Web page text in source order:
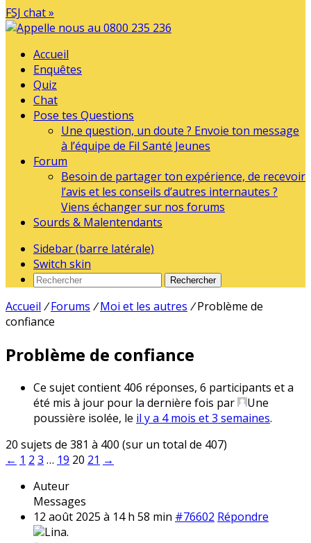
FSJ chat »
Accueil
Enquêtes
Quiz
Chat
Pose tes Questions
Une question, un doute ? Envoie ton message
à l’équipe de Fil Santé Jeunes
Forum
Besoin de partager ton expérience, de recevoir
l’avis et les conseils d’autres internautes ?
Viens échanger sur nos forums
Sourds & Malentendants
Sidebar (barre latérale)
Switch skin
Rechercher
Accueil / Forums / Moi et les autres / Problème de
confiance
Problème de confiance
Ce sujet contient 406 réponses, 6 participants et a
été mis à jour pour la dernière fois par
Une
poussière isolée, le il y a 4 mois et 3 semaines.
20 sujets de 381 à 400 (sur un total de 407)
← 1 2 3 … 19 20 21 →
Auteur
Messages
12 août 2025 à 14 h 58 min #76602 Répondre
Lina.